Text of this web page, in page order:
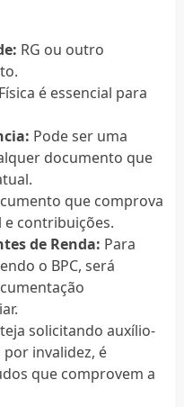
RG ou outro
é essencial para
Pode ser uma
documento que
que comprova
contribuições.
de Renda: Para
o BPC, será
solicitando auxílio-
invalidez, é
que comprovem a